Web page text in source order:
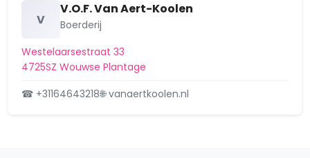
V
V.O.F. Van Aert-Koolen
Boerderij
Westelaarsestraat 33
4725SZ Wouwse Plantage
☎ +31164643218🌐 vanaertkoolen.nl